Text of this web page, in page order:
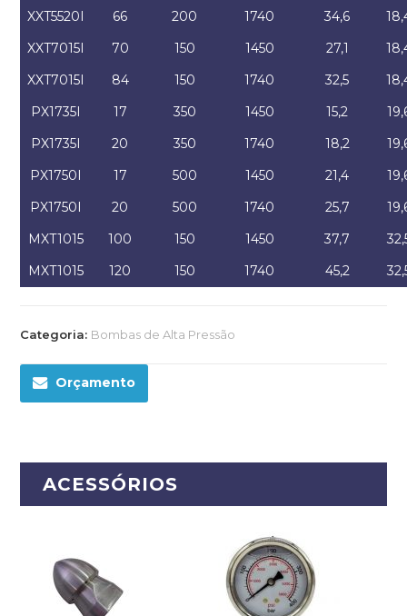
XXT5520I
66 200 1740 34,6
XXT7015I
70 150 1450 27,1
XXT7015I
84 150 1740 32,5
PX1735I
17 350 1450 15,2
PX1735I
20 350 1740 18,2
PX1750I
17 500 1450 21,4
PX1750I
20 500 1740 25,7
MXT1015
100 150 1450 37,7
MXT1015
120 150 1740 45,2
Categoria: Bombas de Alta Pressão
Orçamento
ACESSÓRIOS